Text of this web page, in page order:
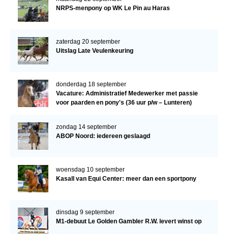
NRPS-menpony op WK Le Pin au Haras
zaterdag 20 september
Uitslag Late Veulenkeuring
donderdag 18 september
Vacature: Administratief Medewerker met passie
voor paarden en pony's (36 uur p/w – Lunteren)
zondag 14 september
ABOP Noord: iedereen geslaagd
woensdag 10 september
Kasall van Equi Center: meer dan een sportpony
dinsdag 9 september
M1-debuut Le Golden Gambler R.W. levert winst op